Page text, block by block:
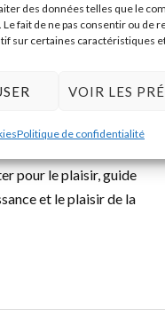
des données telles que le
fait de ne pas consentir ou de
sur certaines caractéristiques
VOIR LES
Politique de confidentialité
maisons, tableaux,
quotidien qui trop
livre porte un regard
du département.
pour le plaisir, guide
et le plaisir de la